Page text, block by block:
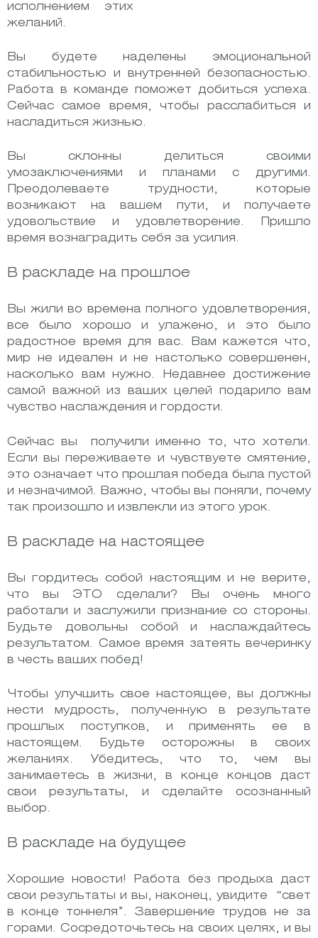
исполнением этих
желаний.
Вы будете наделены эмоциональной
стабильностью и внутренней безопасностью.
Работа в команде поможет добиться успеха.
Сейчас самое время, чтобы расслабиться и
насладиться жизнью.
Вы склонны делиться своими
умозаключениями и планами с другими.
Преодолеваете трудности, которые
возникают на вашем пути, и получаете
удовольствие и удовлетворение. Пришло
время вознаградить себя за усилия.
В раскладе на прошлое
Вы жили во времена полного удовлетворения,
все было хорошо и улажено, и это было
радостное время для вас. Вам кажется что,
мир не идеален и не настолько совершенен,
насколько вам нужно. Недавнее достижение
самой важной из ваших целей подарило вам
чувство наслаждения и гордости.
Сейчас вы получили именно то, что хотели.
Если вы переживаете и чувствуете смятение,
это означает что прошлая победа была пустой
и незначимой. Важно, чтобы вы поняли, почему
так произошло и извлекли из этого урок.
В раскладе на настоящее
Вы гордитесь собой настоящим и не верите,
что вы ЭТО сделали? Вы очень много
работали и заслужили признание со стороны.
Будьте довольны собой и наслаждайтесь
результатом. Самое время затеять вечеринку
в честь ваших побед!
Чтобы улучшить свое настоящее, вы должны
нести мудрость, полученную в результате
прошлых поступков, и применять ее в
настоящем. Будьте осторожны в своих
желаниях. Убедитесь, что то, чем вы
занимаетесь в жизни, в конце концов даст
свои результаты, и сделайте осознанный
выбор.
В раскладе на будущее
Хорошие новости! Работа без продыха даст
свои результаты и вы, наконец, увидите “свет
в конце тоннеля”. Завершение трудов не за
горами. Сосредоточьтесь на своих целях, и вы